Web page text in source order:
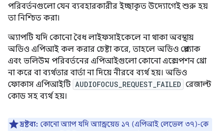
পরিবর্তনগুলো যেন ব্যবহারকারীর ইচ্ছাকৃত উদ্যোগেই শুরু হয়
তা নিশ্চিত করা।
অ্যাপটি যদি কোনো বৈধ লাইফসাইকেলে না থাকা অবস্থায়
অডিও এপিআই কল করার চেষ্টা করে, তাহলে অডিও প্লেব্যাক
এবং ভলিউম পরিবর্তনের এপিআইগুলো কোনো এক্সেপশন থ্রো
না করে বা ব্যর্থতার বার্তা না দিয়ে নীরবে ব্যর্থ হয়। অডিও
ফোকাস এপিআইটি AUDIOFOCUS_REQUEST_FAILED রেজাল্ট
কোড সহ ব্যর্থ হয়।
দ্রষ্টব্য: কোনো অ্যাপ যদি অ্যান্ড্রয়েড ১৭ (এপিআই লেভেল ৩৭)-কে